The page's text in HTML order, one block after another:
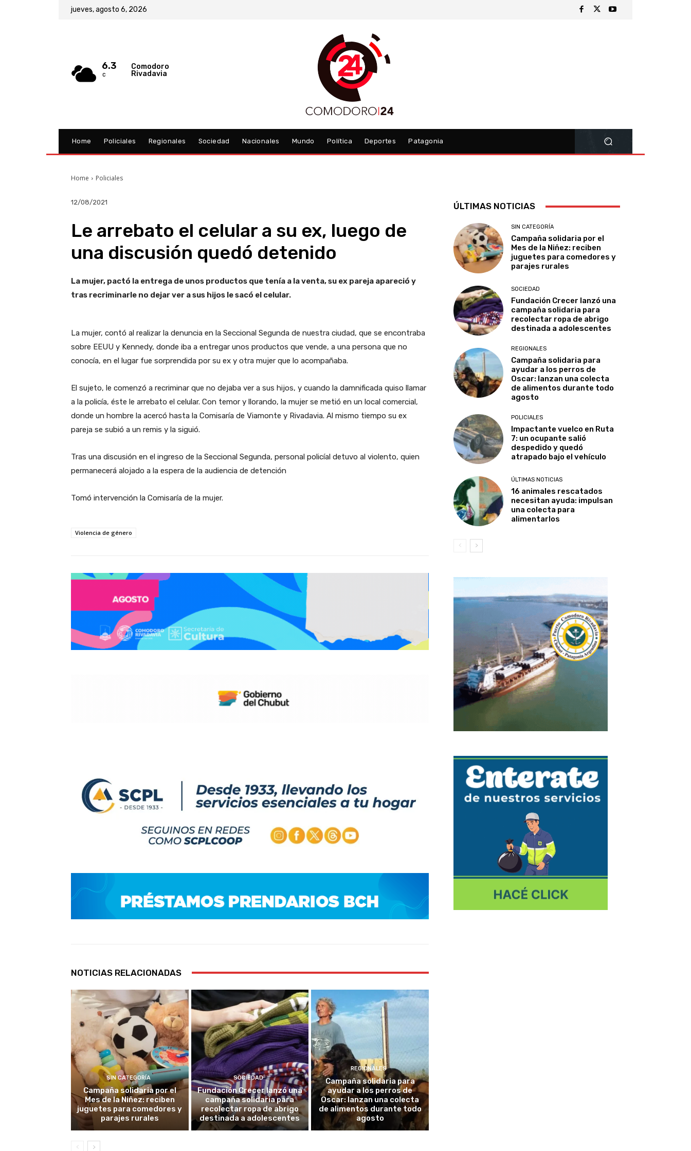
jueves, agosto 6, 2026
6.3
C
Comodoro
Rivadavia
Home Policiales Regionales Sociedad Nacionales Mundo Política Deportes Patagonia
Home Policiales
12/08/2021
Le arrebato el celular a su ex, luego de
una discusión quedó detenido
La mujer, pactó la entrega de unos productos que tenía a la venta, su ex pareja apareció y
tras recriminarle no dejar ver a sus hijos le sacó el celular.
La mujer, contó al realizar la denuncia en la Seccional Segunda de nuestra ciudad, que se encontraba
sobre EEUU y Kennedy, donde iba a entregar unos productos que vende, a una persona que no
conocía, en el lugar fue sorprendida por su ex y otra mujer que lo acompañaba.
El sujeto, le comenzó a recriminar que no dejaba ver a sus hijos, y cuando la damnificada quiso llamar
a la policía, éste le arrebato el celular. Con temor y llorando, la mujer se metió en un local comercial,
donde un hombre la acercó hasta la Comisaría de Viamonte y Rivadavia. Al mismo tiempo su ex
pareja se subió a un remis y la siguió.
Tras una discusión en el ingreso de la Seccional Segunda, personal policíal detuvo al violento, quien
permanecerá alojado a la espera de la audiencia de detención
Tomó intervención la Comisaría de la mujer.
Violencia de género
NOTICIAS RELACIONADAS
SIN CATEGORÍA
Campaña solidaria por el
Mes de la Niñez: reciben
juguetes para comedores y
parajes rurales
SOCIEDAD
Fundación Crecer lanzó una
campaña solidaria para
recolectar ropa de abrigo
destinada a adolescentes
REGIONALES
Campaña solidaria para
ayudar a los perros de
Oscar: lanzan una colecta
de alimentos durante todo
agosto
ÚLTIMAS NOTICIAS
SIN CATEGORÍA
Campaña solidaria por el
Mes de la Niñez: reciben
juguetes para comedores y
parajes rurales
SOCIEDAD
Fundación Crecer lanzó una
campaña solidaria para
recolectar ropa de abrigo
destinada a adolescentes
REGIONALES
Campaña solidaria para
ayudar a los perros de
Oscar: lanzan una colecta
de alimentos durante todo
agosto
POLICIALES
Impactante vuelco en Ruta
7: un ocupante salió
despedido y quedó
atrapado bajo el vehículo
ÚLTIMAS NOTICIAS
16 animales rescatados
necesitan ayuda: impulsan
una colecta para
alimentarlos